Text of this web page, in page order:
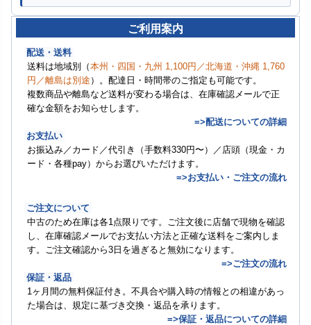
ご利用案内
配送・送料
送料は地域別（本州・四国・九州 1,100円／北海道・沖縄 1,760
円／離島は別途 ）。配達日・時間帯のご指定も可能です。
複数商品や離島など送料が変わる場合は、在庫確認メールで正
確な金額をお知らせします。
=>配送についての詳細
お支払い
お振込み／カード／代引き（手数料330円〜）／店頭（現金・カ
ード・各種pay）からお選びいただけます。
=>お支払い・ご注文の流れ
ご注文について
中古のため在庫は各1点限りです。ご注文後に店舗で現物を確認
し、在庫確認メールでお支払い方法と正確な送料をご案内しま
す。ご注文確認から3日を過ぎると無効になります。
=>ご注文の流れ
保証・返品
1ヶ月間の無料保証付き。不具合や購入時の情報との相違があっ
た場合は、規定に基づき交換・返品を承ります。
=>保証・返品についての詳細